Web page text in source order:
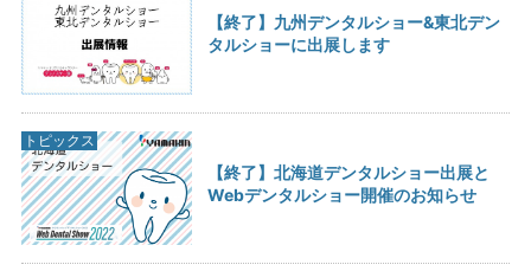
【終了】九州デンタルショー&東北デン
タルショーに出展します
トピックス
【終了】北海道デンタルショー出展と
Webデンタルショー開催のお知らせ